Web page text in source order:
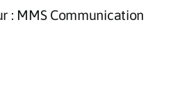
: MMS Communication